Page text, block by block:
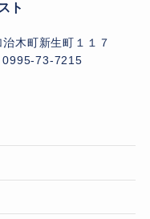
ト
木町新生町１１７
73-7215